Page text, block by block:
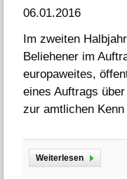
06.01.2016
Im zweiten
Beliehener im
europaweites,
eines Auftrags
zur amtlichen Kenn
Weiterlesen